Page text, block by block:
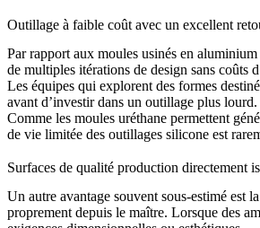
Outillage à faible coût avec un excellent
Par rapport aux moules usinés en
de multiples itérations de design sans coûts
Les équipes qui explorent des formes
avant d’investir dans un outillage plus lourd.
Comme les moules uréthane permettent
de vie limitée des outillages silicone est
Surfaces de qualité production directement
Un autre avantage souvent sous-estimé est
proprement depuis le maître. Lorsque des